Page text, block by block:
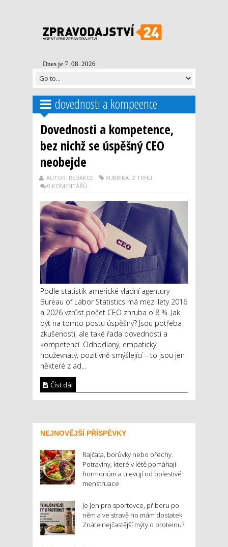
Dnes je 7. 08. 2026
dovednosti a kompeence
Dovednosti a kompetence,
bez nichž se úspěšný CEO
neobejde
AUTOR: REDAKCE
RUBRIKA: Z TRHU
0 KOMENTÁŘŮ
Podle statistik americké vládní agentury
Bureau of Labor Statistics má mezi lety 2016
a 2026 vzrůst počet CEO zhruba o 8 %. Jak
být na tomto postu úspěšný? Jsou potřeba
zkušenosti, ale také řada dovedností a
kompetencí. Odhodlaný, empatický,
houževnatý, pozitivně smýšlející – to jsou jen
některé z ad...
Číst dál
NEJNOVĚJŠÍ PŘÍSPĚVKY
Rajčata, borůvky nebo ořechy.
Potraviny, které v létě pomáhají
hormonům a ulevují od bolestivé
menstruace
Je jen pro sportovce, přiberu po
něm a ve stravě ho mám dostatek.
Znáte nejčastější mýty o proteinu?